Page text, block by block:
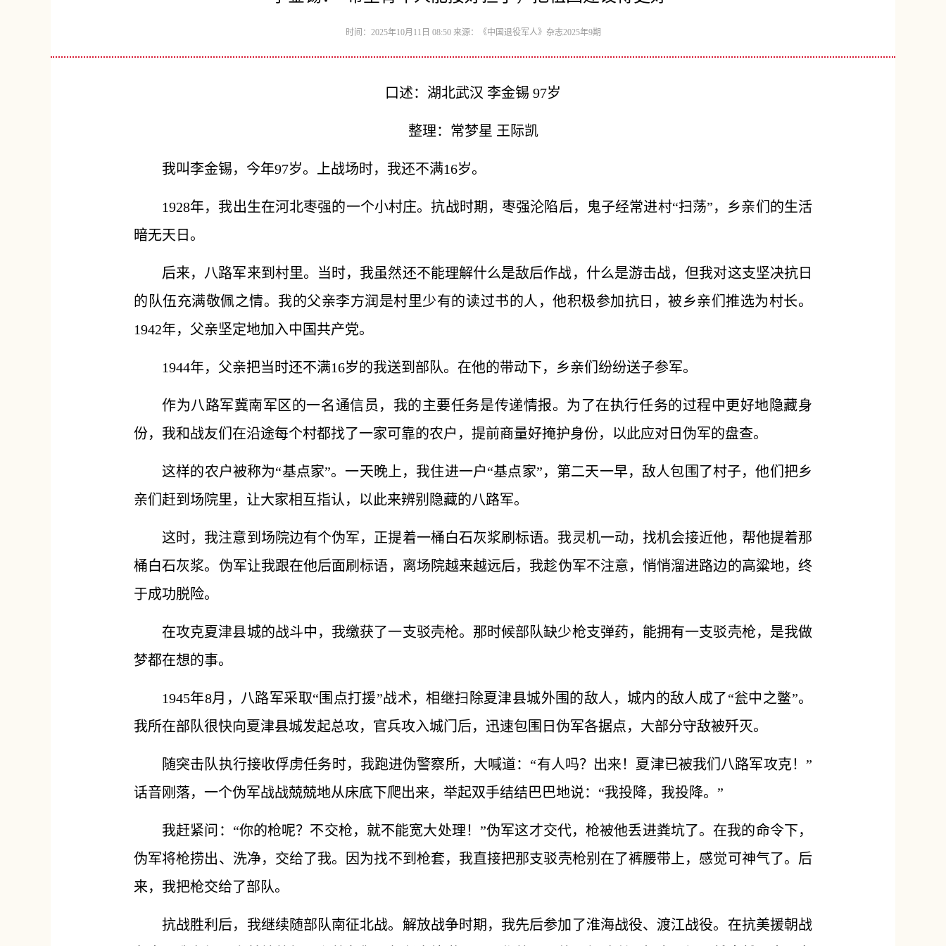
时间：2025年10月11日 08:50 来源：《中国退役军人》杂志2025年9期
口述：湖北武汉 李金锡 97岁
整理：常梦星 王际凯
我叫李金锡，今年97岁。上战场时，我还不满16岁。
1928年，我出生在河北枣强的一个小村庄。抗战时期，枣强沦陷后，鬼子经常进村“扫荡”，乡亲们的生活
暗无天日。
后来，八路军来到村里。当时，我虽然还不能理解什么是敌后作战，什么是游击战，但我对这支坚决抗日
的队伍充满敬佩之情。我的父亲李方润是村里少有的读过书的人，他积极参加抗日，被乡亲们推选为村长。
1942年，父亲坚定地加入中国共产党。
1944年，父亲把当时还不满16岁的我送到部队。在他的带动下，乡亲们纷纷送子参军。
作为八路军冀南军区的一名通信员，我的主要任务是传递情报。为了在执行任务的过程中更好地隐藏身
份，我和战友们在沿途每个村都找了一家可靠的农户，提前商量好掩护身份，以此应对日伪军的盘查。
这样的农户被称为“基点家”。一天晚上，我住进一户“基点家”，第二天一早，敌人包围了村子，他们把乡
亲们赶到场院里，让大家相互指认，以此来辨别隐藏的八路军。
这时，我注意到场院边有个伪军，正提着一桶白石灰浆刷标语。我灵机一动，找机会接近他，帮他提着那
桶白石灰浆。伪军让我跟在他后面刷标语，离场院越来越远后，我趁伪军不注意，悄悄溜进路边的高粱地，终
于成功脱险。
在攻克夏津县城的战斗中，我缴获了一支驳壳枪。那时候部队缺少枪支弹药，能拥有一支驳壳枪，是我做
梦都在想的事。
1945年8月，八路军采取“围点打援”战术，相继扫除夏津县城外围的敌人，城内的敌人成了“瓮中之鳖”。
我所在部队很快向夏津县城发起总攻，官兵攻入城门后，迅速包围日伪军各据点，大部分守敌被歼灭。
随突击队执行接收俘虏任务时，我跑进伪警察所，大喊道：“有人吗？出来！夏津已被我们八路军攻克！”
话音刚落，一个伪军战战兢兢地从床底下爬出来，举起双手结结巴巴地说：“我投降，我投降。”
我赶紧问：“你的枪呢？不交枪，就不能宽大处理！”伪军这才交代，枪被他丢进粪坑了。在我的命令下，
伪军将枪捞出、洗净，交给了我。因为找不到枪套，我直接把那支驳壳枪别在了裤腰带上，感觉可神气了。后
来，我把枪交给了部队。
抗战胜利后，我继续随部队南征北战。解放战争时期，我先后参加了淮海战役、渡江战役。在抗美援朝战